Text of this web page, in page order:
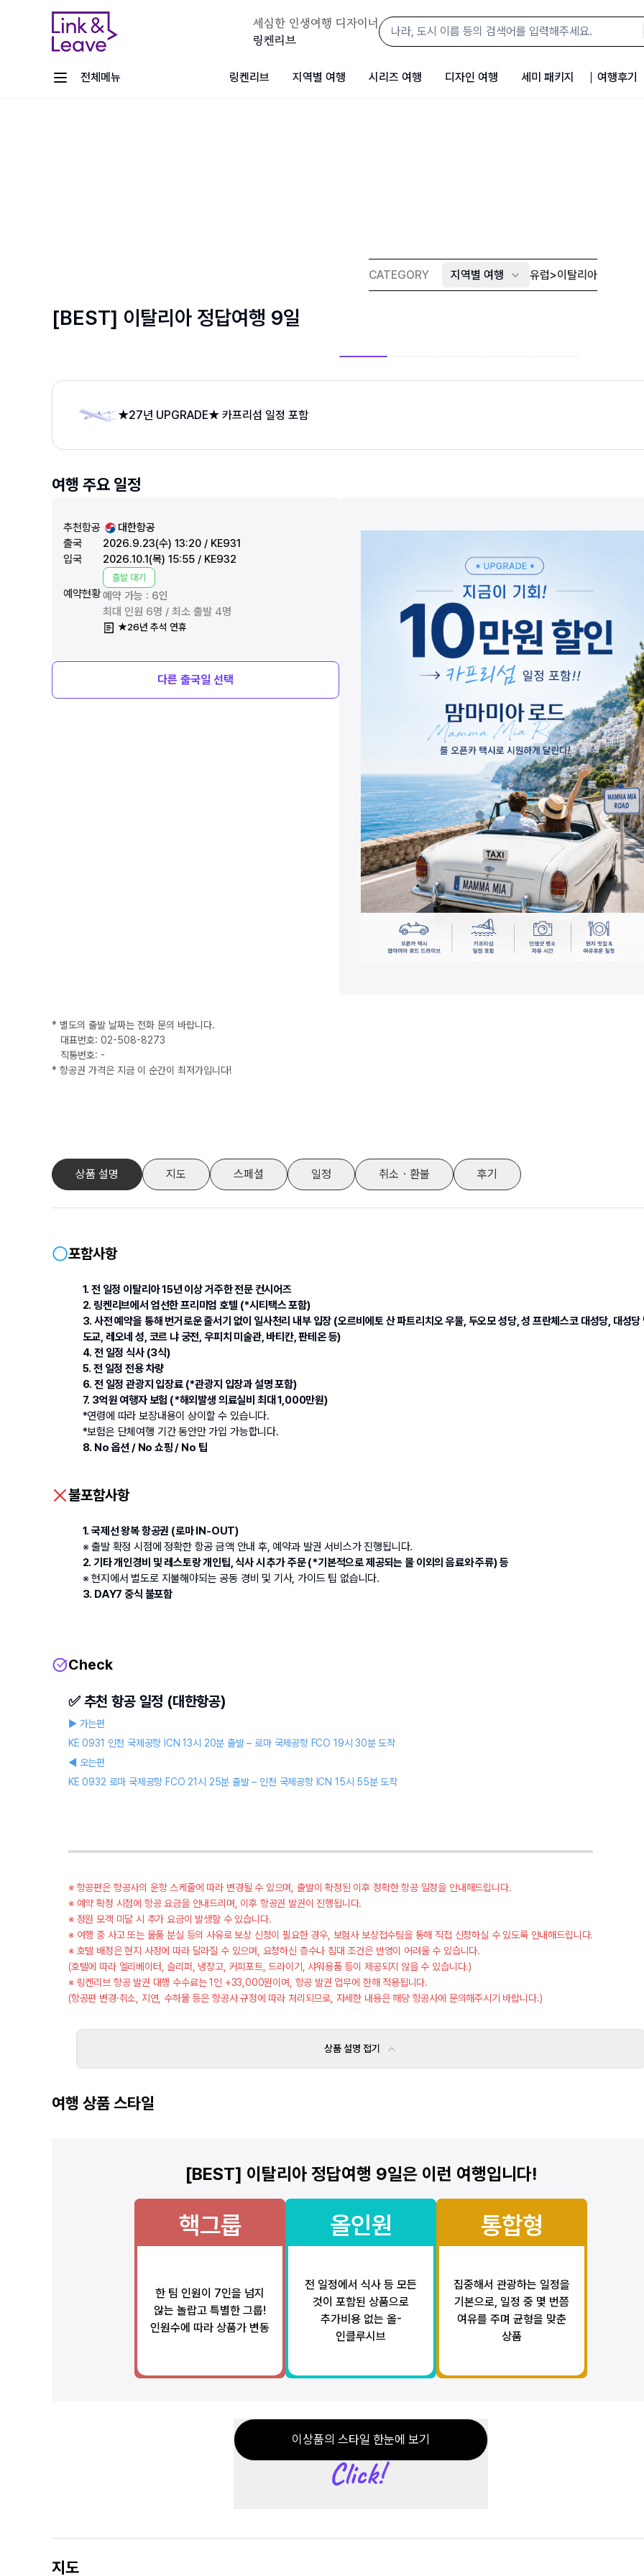
세심한 인생여행 디자이너
링켄리브
전체메뉴 링켄리브 지역별 여행 시리즈 여행 디자인 여행 세미 패키지 여행후기
CATEGORY 지역별 여행 유럽>이탈리아
[BEST] 이탈리아 정답여행 9일
★27년 UPGRADE★ 카프리섬 일정 포함
여행 주요 일정
추천항공
대한항공
출국
2026.9.23(수) 13:20 / KE931
입국
2026.10.1(목) 15:55 / KE932
예약현황예약 가능 : 6인
최대 인원 6명 / 최소 출발 4명
출발 대기
★26년 추석 연휴
다른 출국일 선택
* 별도의 출발 날짜는 전화 문의 바랍니다.
대표번호: 02-508-8273
직통번호: -
* 항공권 가격은 지금 이 순간이 최저가입니다!
상품 설명 지도 스페셜 일정 취소・환불 후기
포함사항
1. 전 일정 이탈리아 15년 이상 거주한 전문 컨시어즈
2. 링켄리브에서 엄선한 프리미엄 호텔 (*시티택스 포함)
3. 사전 예약을 통해 번거로운 줄서기 없이 일사천리 내부 입장 (오르비에토 산 파트리치오 우물, 두오모 성당, 성 프란체스코 대성당, 대성당
도교, 레오네 성, 코르 냐 궁전, 우피치 미술관, 바티칸, 판테온 등)
4. 전 일정 식사 (3식)
5. 전 일정 전용 차량
6. 전 일정 관광지 입장료 (*관광지 입장과 설명 포함)
7. 3억원 여행자 보험 (*해외발생 의료실비 최대 1,000만원)
*연령에 따라 보장내용이 상이할 수 있습니다.
*보험은 단체여행 기간 동안만 가입 가능합니다.
8. No 옵션 / No 쇼핑 / No 팁
불포함사항
1. 국제선 왕복 항공권 (로마 IN-OUT)
※ 출발 확정 시점에 정확한 항공 금액 안내 후, 예약과 발권 서비스가 진행됩니다.
2. 기타 개인경비 및 레스토랑 개인팁, 식사 시 추가 주문 (*기본적으로 제공되는 물 이외의 음료와 주류) 등
※ 현지에서 별도로 지불해야되는 공동 경비 및 기사, 가이드 팁 없습니다.
3. DAY7 중식 불포함
Check
✅ 추천 항공 일정 (대한항공)
▶ 가는편
KE 0931 인천 국제공항 ICN 13시 20분 출발 – 로마 국제공항 FCO 19시 30분 도착
◀ 오는편
KE 0932 로마 국제공항 FCO 21시 25분 출발 – 인천 국제공항 ICN 15시 55분 도착
※ 항공편은 항공사의 운항 스케줄에 따라 변경될 수 있으며, 출발이 확정된 이후 정확한 항공 일정을 안내해드립니다.
※ 예약 확정 시점에 항공 요금을 안내드리며, 이후 항공권 발권이 진행됩니다.
※ 정원 모객 미달 시 추가 요금이 발생할 수 있습니다.
※ 여행 중 사고 또는 물품 분실 등의 사유로 보상 신청이 필요한 경우, 보험사 보상접수팀을 통해 직접 신청하실 수 있도록 안내해드립니다.
※ 호텔 배정은 현지 사정에 따라 달라질 수 있으며, 요청하신 층수나 침대 조건은 반영이 어려울 수 있습니다.
(호텔에 따라 엘리베이터, 슬리퍼, 냉장고, 커피포트, 드라이기, 샤워용품 등이 제공되지 않을 수 있습니다.)
※ 링켄리브 항공 발권 대행 수수료는 1인 +33,000원이며, 항공 발권 업무에 한해 적용됩니다.
(항공편 변경·취소, 지연, 수하물 등은 항공사 규정에 따라 처리되므로, 자세한 내용은 해당 항공사에 문의해주시기 바랍니다.)
상품 설명 접기
여행 상품 스타일
[BEST] 이탈리아 정답여행 9일은 이런 여행입니다!
핵그룹
한 팀 인원이 7인을 넘지
않는 놀랍고 특별한 그룹!
인원수에 따라 상품가 변동
올인원
전 일정에서 식사 등 모든
것이 포함된 상품으로
추가비용 없는 올-
인클루시브
통합형
집중해서 관광하는 일정을
기본으로, 일정 중 몇 번쯤
여유를 주며 균형을 맞춘
상품
이상품의 스타일 한눈에 보기
지도